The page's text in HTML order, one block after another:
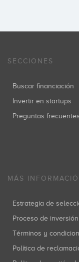
SECCIONES
Buscar financiación
Invertir en startups
Preguntas frecuentes
MÁS
Estrategia de
Proceso de inversión
Términos y
Política de